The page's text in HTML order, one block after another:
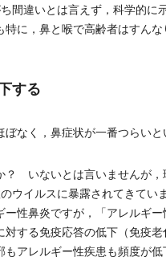
間違いとは言えず，科学的に
に，鼻と喉で高齢者はすんな
する
なく，鼻症状が一番つらいと
いないとは言いませんが，
ウイルスに暴露されてきてい
性鼻炎ですが，「アレルギ
対する免疫応答の低下（免疫
アレルギー性疾患も頻度が